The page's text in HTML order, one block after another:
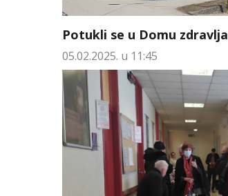
Potukli se u Domu zdravlja
05.02.2025. u 11:45